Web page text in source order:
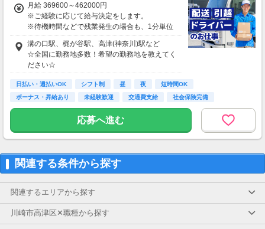
社会保険 ：3万円
-----------------------
支出合計 ：5万円
→毎月20万円程度の貯金が目指せます！
短期でお金を貯めたい方にはピッタリ！
月給 369600～462000円
※ご経験に応じて給与決定をします。
※待機時間などで残業発生の場合も、1分単位
で残業代をお支払いします！
※研修・研修時給については面談時にお伝えし
ます
＊交通費一部支給（案件による）
溝の口駅、梶が谷駅、高津(神奈川)駅など
☆全国に勤務地多数！希望の勤務地を教えてく
ださい☆
日払い・週払いOK シフト制 昼 夜
短時間OK
ボーナス・昇給あり
未経験歓迎 交通費支給 社会保険完備
応募へ進む
関連する条件から探す
関連するエリアから探す
川崎市高津区✕職種から探す